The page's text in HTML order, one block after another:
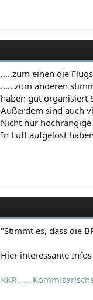
.....zum einen die
..... zum anderen
haben gut organisiert
Außerdem sind auch
Nicht nur hochrangige
In Luft aufgelöst
"Stimmt es, dass die
Hier interessante
KKR .....